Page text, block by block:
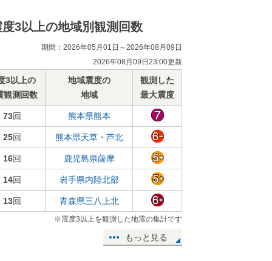
度3以上の地域別観測回数
期間：2026年05月01日～2026年08月09日
2026年08月09日23:00更新
3以上の
観測回数
地域震度の
地域
観測した
最大震度
73回 熊本県熊本
25回 熊本県天草・芦北
16回 鹿児島県薩摩
14回 岩手県内陸北部
13回 青森県三八上北
※震度3以上を観測した地震の集計です
もっと見る